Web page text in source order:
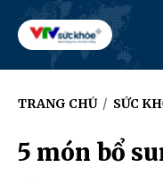
TRANG CHỦ / SỨC
5 món bổ